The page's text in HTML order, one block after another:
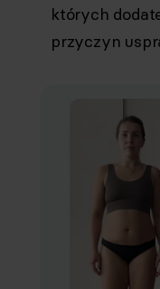
których
przyczyn